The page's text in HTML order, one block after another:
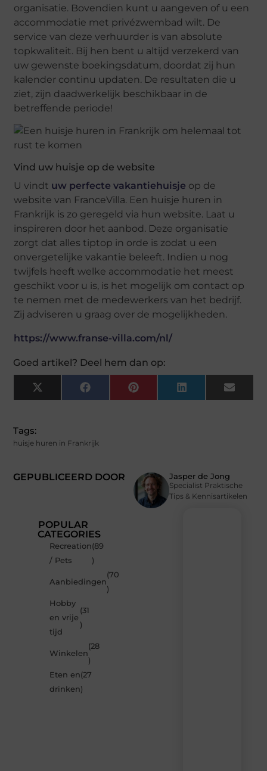
organisatie. Bovendien kunt u aangeven of u een
accommodatie met privézwembad wilt. De
service van deze verhuurder is van absolute
topkwaliteit. Bij hen bent u altijd verzekerd van
uw gewenste boekingsdatum, doordat zij hun
kalender continu updaten. De resultaten die u
ziet, zijn daadwerkelijk beschikbaar in de
betreffende periode!
Vind uw huisje op de website
U vindt uw perfecte vakantiehuisje op de
website van FranceVilla. Een huisje huren in
Frankrijk is zo geregeld via hun website. Laat u
inspireren door het aanbod. Deze organisatie
zorgt dat alles tiptop in orde is zodat u een
onvergetelijke vakantie beleeft. Indien u nog
twijfels heeft welke accommodatie het meest
geschikt voor u is, is het mogelijk om contact op
te nemen met de medewerkers van het bedrijf.
Zij adviseren u graag over de mogelijkheden.
https://www.franse-villa.com/nl/
Goed artikel? Deel hem dan op:
X
(Twitter)
Facebook Pinterest LinkedIn Email
GEPUBLICEERD DOOR Jasper de Jong
Specialist Praktische
Tips & Kennisartikelen
Tags:
huisje huren in Frankrijk
POPULAR
CATEGORIES
Recreation
/ Pets
(89
)
Aanbiedingen
(70
)
Hobby
en vrije
tijd
(31
)
Winkelen
(28
)
Eten en
drinken
(27
)